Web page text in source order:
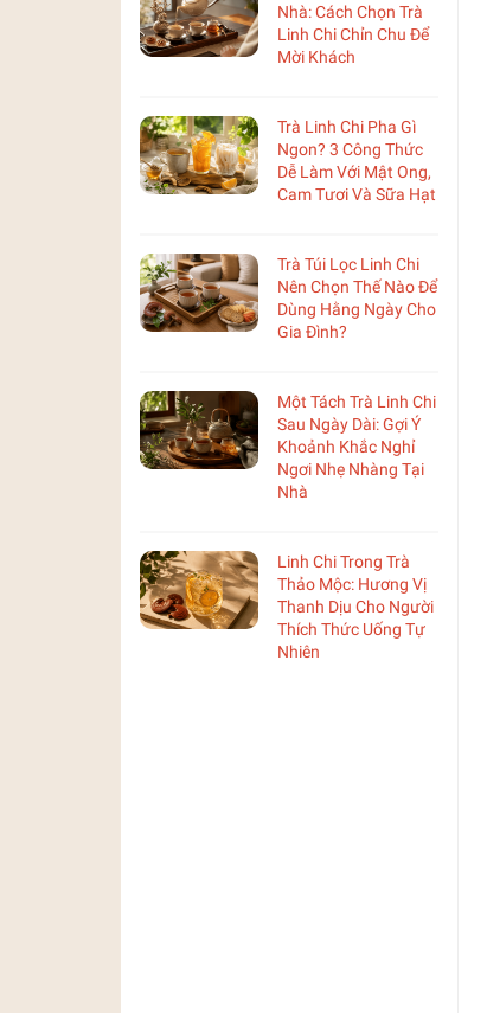
Nhà: Cách Chọn Trà
Linh Chi Chỉn Chu Để
Mời Khách
Trà Linh Chi Pha Gì
Ngon? 3 Công Thức
Dễ Làm Với Mật Ong,
Cam Tươi Và Sữa Hạt
Trà Túi Lọc Linh Chi
Nên Chọn Thế Nào Để
Dùng Hằng Ngày Cho
Gia Đình?
Một Tách Trà Linh Chi
Sau Ngày Dài: Gợi Ý
Khoảnh Khắc Nghỉ
Ngơi Nhẹ Nhàng Tại
Nhà
Linh Chi Trong Trà
Thảo Mộc: Hương Vị
Thanh Dịu Cho Người
Thích Thức Uống Tự
Nhiên